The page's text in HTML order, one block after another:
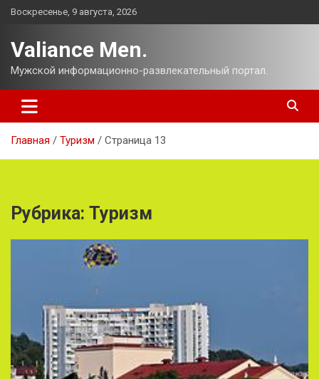
Перейти
Воскресенье, 9 августа, 2026
Valiance Men.
Мужской информационно-развлекательный портал.
Главная Туризм Страница 13
Рубрика: Туризм